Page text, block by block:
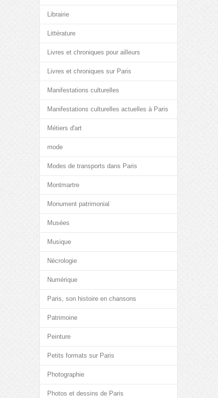
Librairie
Littérature
Livres et chroniques pour ailleurs
Livres et chroniques sur Paris
Manifestations culturelles
Manifestations culturelles actuelles à Paris
Métiers d'art
mode
Modes de transports dans Paris
Montmartre
Monument patrimonial
Musées
Musique
Nécrologie
Numérique
Paris, son histoire en chansons
Patrimoine
Peinture
Petits formats sur Paris
Photographie
Photos et dessins de Paris